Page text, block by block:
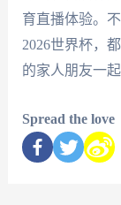
育直播体验。
2026世界杯，
的家人朋友一
Spread the love